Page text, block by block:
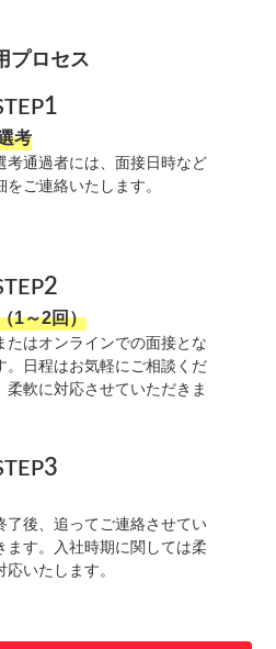
プロセス
1
考
考通過者には、面接日時など
をご連絡いたします。
2
1～2回）
たはオンラインでの面接とな
。日程はお気軽にご相談くだ
柔軟に対応させていただきま
3
了後、追ってご連絡させてい
ます。入社時期に関しては柔
応いたします。